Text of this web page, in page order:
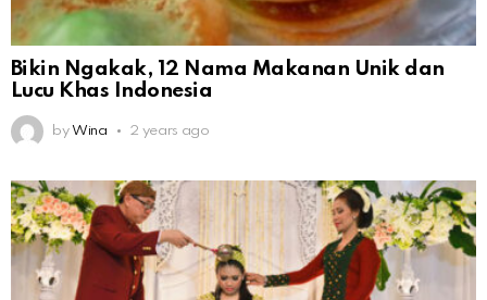
Bikin Ngakak, 12 Nama Makanan Unik dan
Lucu Khas Indonesia
by Wina 2 years ago